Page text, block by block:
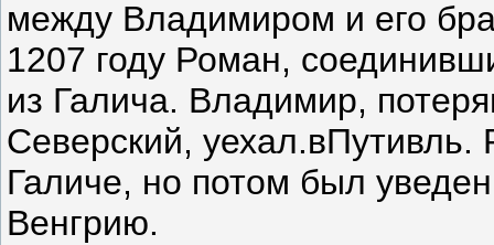
между Владимиром и его
1207 году Роман,
из Галича. Владимир,
Северский,
Галиче, но потом был
Венгрию.